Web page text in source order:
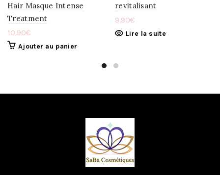
Hair Masque Intense
Treatment
10.90€
Ajouter au panier
revitalisant
9.90€
Lire la suite